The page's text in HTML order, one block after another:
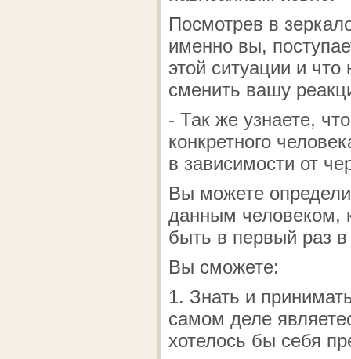
Посмотрев в
именно вы,
этой ситуации и
сменить вашу
- Так же узнаете,
конкретного
в зависимости от
Вы можете
данным человеком,
быть в первый раз
Вы сможете:
1. Знать и
самом деле
хотелось бы себя